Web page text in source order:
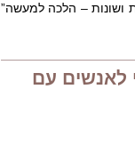
ושונות – הלכה למעשה”
לאנשים עם